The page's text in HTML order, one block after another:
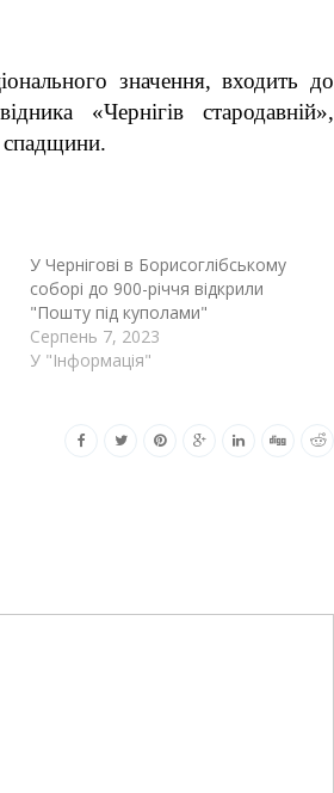
значення, входить до
«Чернігів стародавній»,
спадщини.
У Чернігові в Борисоглібському
соборі до 900-річчя відкрили
"Пошту під куполами"
Серпень 7, 2023
У "Інформація"